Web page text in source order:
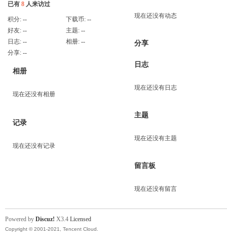
已有 8 人来访过
积分: -- 下载币: --
好友: -- 主题: --
日志: -- 相册: --
分享: --
相册
现在还没有相册
记录
现在还没有记录
现在还没有动态
分享
日志
现在还没有日志
主题
现在还没有主题
留言板
现在还没有留言
Powered by Discuz! X3.4 Licensed
Copyright © 2001-2021, Tencent Cloud.